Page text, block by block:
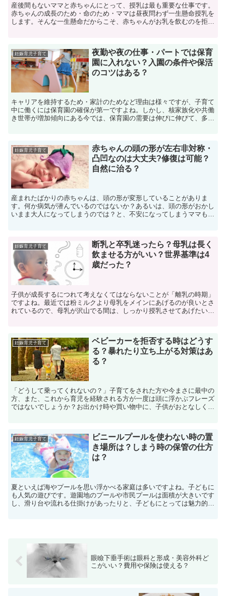
産後間もないママと赤ちゃんにとって、授乳は最も重要な仕事です。
赤ちゃんの成長のため・命のため・ママは昼夜問わず一生懸命授乳を
します。そんな一生懸命だからこそ、赤ちゃんがお乳を飲むのを拒ん
妊娠育児子育て
夜勤や夜の仕事・パートでは保育
園に入れない？入園の条件や保活
のコツはある？
キャリアを維持するため・家計のためなど理由は様々ですが、子育て
中に働くには保育園の確保が第一ですよね。しかし、核家族化や共働
き世帯が増加傾向にある今では、保育園の需要は伸びに伸びて、多く
妊娠育児子育て
赤ちゃんの頭の形が左右非対称・
凸凹なのは大丈夫?修復は可能？
自然に治る？
産まれたばかりの赤ちゃんは、頭の形が変形していることがありま
す。何か病気が潜んでいるのではないか？あるいは、頭の形がおかし
いまま大人になってしまうのでは？と、不安になってしまうママも多
妊娠育児子育て
断乳と卒乳迷ったら？母乳は長く
飲ませる方がいい？世界基準は4
歳だった？
子供が成長するにつれて考えなくてはならないことが「離乳の時期」
ですよね。最近では粉ミルクより母乳をメインにあげるのが良いとさ
れているので、母乳が沢山でる間は、しっかり授乳させてあげたいと
妊娠育児子育て
ベビーカーを拒否する時はどうす
る？暴れたり立ち上がる対策はあ
る？
「どうして乗ってくれないの？」子育てをされた方や今まさに最中の
方、また、これから育児を経験される方が一度は頭に浮かぶフレーズ
ではないでしょうか？お出かけ時や買い物中に、子供がおとなしくベ
妊娠育児子育て
ビニールプールを使わない時の置
き場所は？しまう時の保管の仕方
は？
夏といえば海やプールを思い浮かべる家庭は多いですよね。子どもに
も人気の遊びです。遊園地のプールや市民プールは面積が大きいです
し、滑り台や流れる仕掛けがあったりと、子どもにとっては魅力的で
眼瞼下垂手術は眼科と形成・美容外科ど
こがいい？費用や保険は使える？